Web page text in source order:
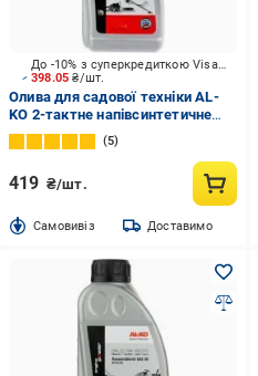
398.05₴/шт.
До -10% з суперкредиткою Visa Вигода
Олива для садової техніки AL-
KO 2-тактне напівсинтетичне
112896 1 л
5
419 ₴/шт.
Cамовивіз Доставимо